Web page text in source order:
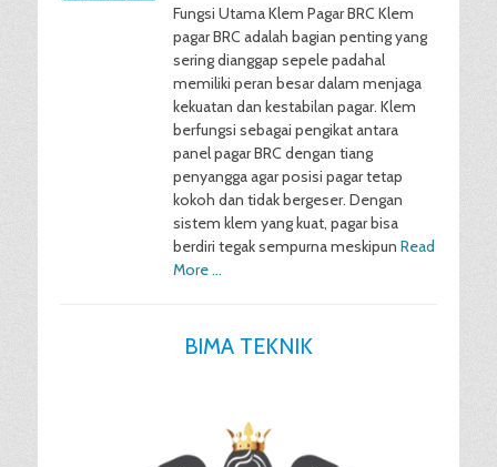
Fungsi Utama Klem Pagar BRC Klem
pagar BRC adalah bagian penting yang
sering dianggap sepele padahal
memiliki peran besar dalam menjaga
kekuatan dan kestabilan pagar. Klem
berfungsi sebagai pengikat antara
panel pagar BRC dengan tiang
penyangga agar posisi pagar tetap
kokoh dan tidak bergeser. Dengan
sistem klem yang kuat, pagar bisa
berdiri tegak sempurna meskipun Read
More …
BIMA TEKNIK